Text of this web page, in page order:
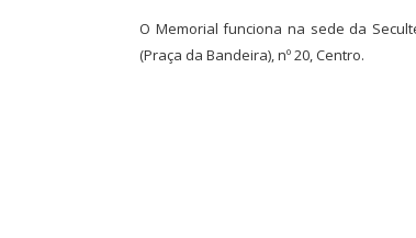
O Memorial funciona na sede da
(Praça da Bandeira), nº 20, Centro.